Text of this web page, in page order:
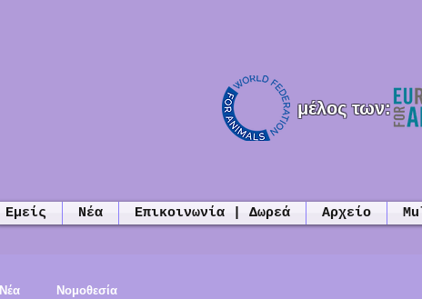
μέλος των:
Εμείς Νέα Επικοινωνία | Δωρεά Αρχείο
Νέα Νομοθεσία